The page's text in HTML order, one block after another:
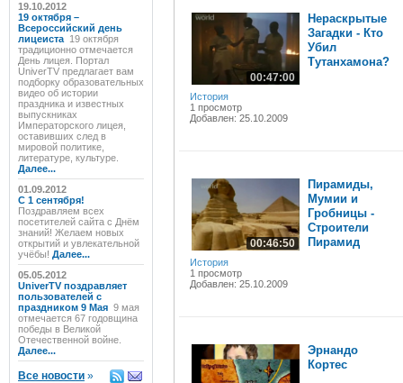
19.10.2012
19 октября –
Всероссийский день
лицеиста 19 октября
традиционно отмечается
День лицея. Портал
UniverTV предлагает вам
подборку образовательных
видео об истории
праздника и известных
выпускниках
Императорского лицея,
оставивших след в
мировой политике,
литературе, культуре.
Далее...
01.09.2012
C 1 сентября!
Поздравляем всех
посетителей сайта с Днём
знаний! Желаем новых
открытий и увлекательной
учёбы! Далее...
05.05.2012
UniverTV поздравляет
пользователей с
праздником 9 Мая 9 мая
отмечается 67 годовщина
победы в Великой
Отечественной войне.
Далее...
Все новости »
00:47:00
История
1 просмотр
Добавлен: 25.10.2009
Нераскрытые
Загадки - Кто
Убил
Тутанхамона?
00:46:50
История
1 просмотр
Добавлен: 25.10.2009
Пирамиды,
Мумии и
Гробницы -
Строители
Пирамид
Эрнандо
Кортес